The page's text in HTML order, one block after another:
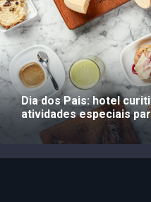
Dia dos Pais: hotel
atividades especiais